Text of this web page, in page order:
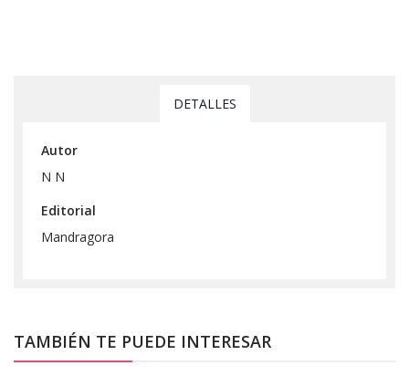
DETALLES
Autor
N N
Editorial
Mandragora
TAMBIÉN TE PUEDE INTERESAR